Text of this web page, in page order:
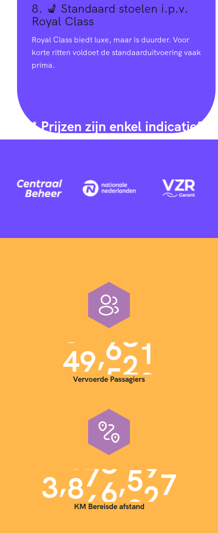
8. 💺 Standaard stoelen i.p.v.
Royal Class
Royal Class biedt luxe, maar is duurder. Voor
korte ritten voldoet de standaarduitvoering vaak
prima.
* Prijzen zijn enkel indicatief
40,000
Vervoerde Passagiers
3,900,000
KM Bereisde afstand